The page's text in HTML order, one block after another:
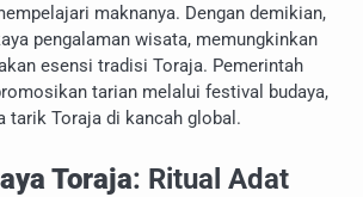
maknanya. Dengan demikian,
pengalaman wisata, memungkinkan
esensi tradisi Toraja. Pemerintah
tarian melalui festival budaya,
tarik Toraja di kancah global.
Toraja: Ritual Adat